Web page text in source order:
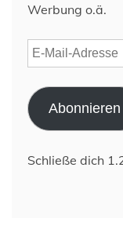
Werbung o.ä.
E-
Mail-
Adresse
Abonnieren
Schließe dich